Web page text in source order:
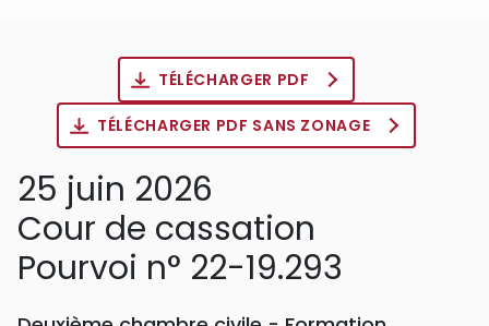
TÉLÉCHARGER PDF
TÉLÉCHARGER PDF SANS ZONAGE
25 juin 2026
Cour de cassation
Pourvoi n° 22-19.293